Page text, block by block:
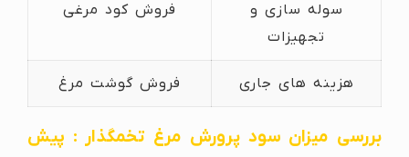
سوله سازی و
تجهیزات
فروش کود مرغی
هزینه های جاری فروش گوشت مرغ
بررسی میزان سود پرورش مرغ تخمگذار : پیش